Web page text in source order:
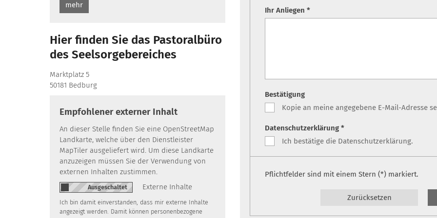
Ihr Anliegen *
Bestätigung
Kopie an meine angegebene E-Mail-Adresse
Datenschutzerklärung *
Ich bestätige die Datenschutzerklärung.
Pflichtfelder sind mit einem Stern (*) markiert.
Zurücksetzen
mehr
Hier finden Sie das Pastoralbüro
des Seelsorgebereiches
Marktplatz 5
50181 Bedburg
Empfohlener externer Inhalt
An dieser Stelle finden Sie eine OpenStreetMap
Landkarte, welche über den Dienstleister
MapTiler ausgeliefert wird. Um diese Landkarte
anzuzeigen müssen Sie der Verwendung von
externen Inhalten zustimmen.
Externe Inhalte
Ich bin damit einverstanden, dass mir externe Inhalte
angezeigt werden. Damit können personenbezogene